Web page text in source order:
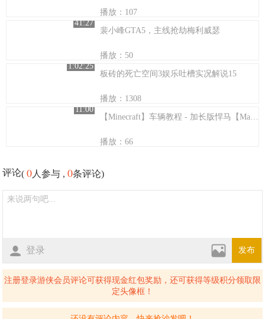
播放：107
41:27
裴小峰GTA5，主线抢劫梅利威瑟
播放：50
1:02:25
板砖的死亡空间3娱乐吐槽实况解说15
播放：1308
11:00
【Minecraft】车辆教程 - 加长版悍马【MaxKim】
播放：66
评论(0 人参与 ,0条评论)
登录 发布
注册登录游侠会员评论可获得现金红包奖励，还可获得等级积分领取限
定头像框！